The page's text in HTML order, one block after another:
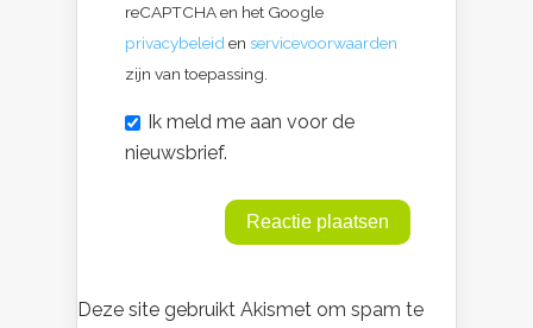
reCAPTCHA en het Google
privacybeleid en servicevoorwaarden
zijn van toepassing.
Ik meld me aan voor de
nieuwsbrief.
Deze site gebruikt Akismet om spam te